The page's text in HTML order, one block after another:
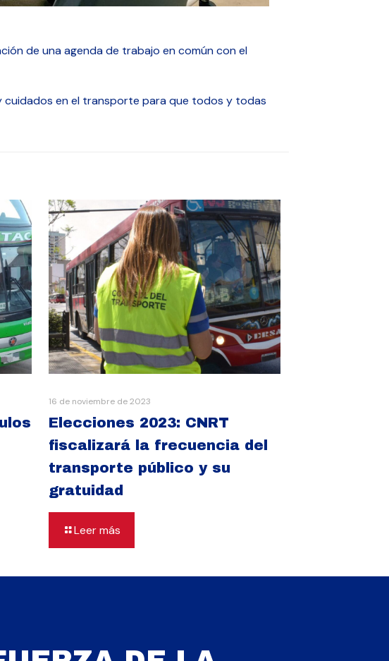
de una agenda de trabajo en común con el
cuidados en el transporte para que todos y todas
16 de noviembre de 2023
Elecciones 2023: CNRT
fiscalizará la frecuencia del
transporte público y su
gratuidad
Leer más